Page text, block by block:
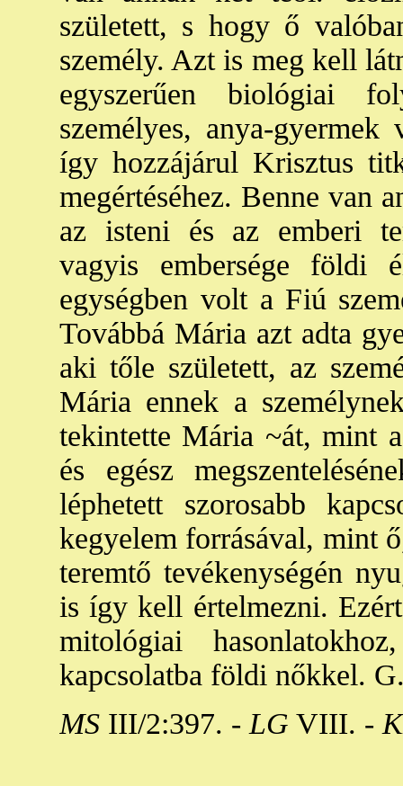
született, s hogy ő
személy. Azt is meg kell
egyszerűen biológiai
személyes, anya-
így hozzájárul Krisztus
megértéséhez. Benne van
az isteni és az emberi
vagyis embersége földi
egységben volt a Fiú
Továbbá Mária azt adta
aki tőle született, az
Mária ennek a
tekintette Mária ~át, mint
és egész
léphetett szorosabb
kegyelem forrásával, mint
teremtő tevékenységén
is így kell értelmezni.
mitológiai
kapcsolatba földi nőkkel.
MS III/2:397. - LG VIII. -